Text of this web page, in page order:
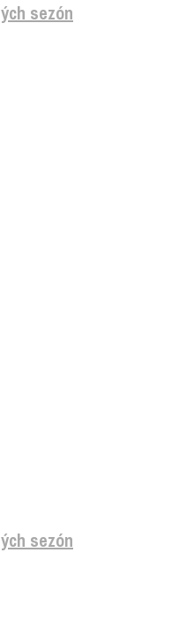
sezón
sezón